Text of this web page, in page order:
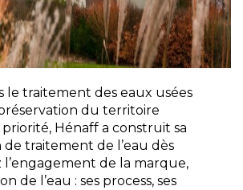
le traitement des eaux usées
du territoire
Hénaff a construit sa
traitement de l’eau dès
l’engagement de la marque,
de l’eau : ses process, ses